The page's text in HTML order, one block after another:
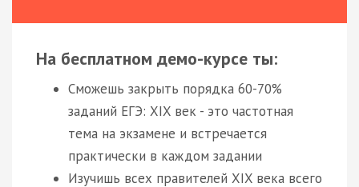
На бесплатном демо-курсе ты:
Сможешь закрыть порядка 60-70%
заданий ЕГЭ: XIX век - это частотная
тема на экзамене и встречается
практически в каждом задании
Изучишь всех правителей XIX века всего